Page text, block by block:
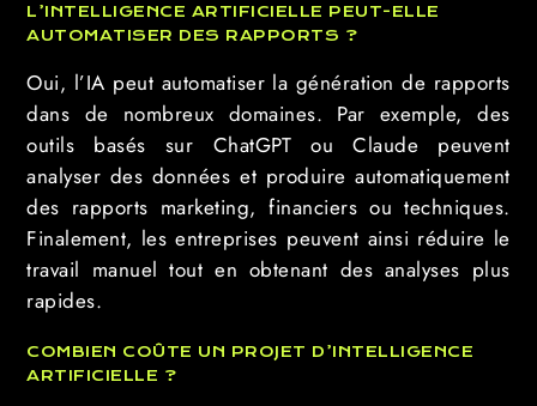
L’INTELLIGENCE ARTIFICIELLE PEUT-ELLE
AUTOMATISER DES RAPPORTS ?
Oui, l’IA peut automatiser la génération de rapports
dans de nombreux domaines. Par exemple, des
outils basés sur ChatGPT ou Claude peuvent
analyser des données et produire automatiquement
des rapports marketing, financiers ou techniques.
Finalement, les entreprises peuvent ainsi réduire le
travail manuel tout en obtenant des analyses plus
rapides.
COMBIEN COÛTE UN PROJET D’INTELLIGENCE
ARTIFICIELLE ?